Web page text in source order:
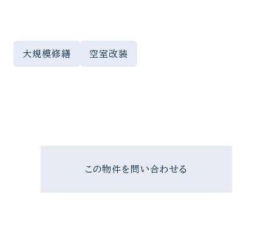
大規模修繕 空室改装
この物件を問い合わせる